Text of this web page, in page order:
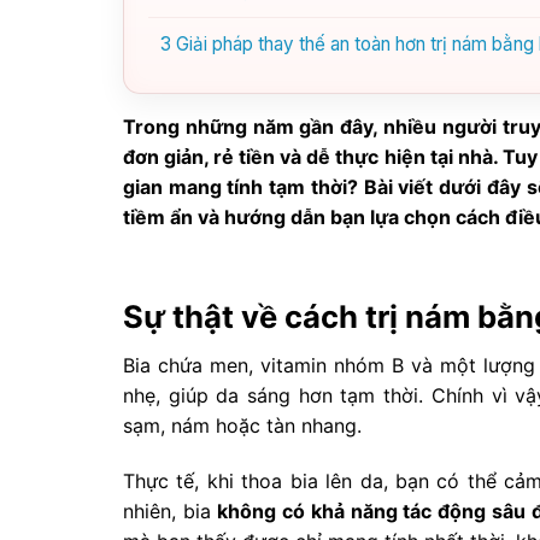
3 Giải pháp thay thế an toàn hơn trị nám bằng
Trong những năm gần đây, nhiều người
đơn giản, rẻ tiền và dễ thực hiện tại nhà.
gian mang tính tạm thời? Bài viết dưới đây
tiềm ẩn và hướng dẫn bạn lựa chọn cách
Sự thật về cách trị nám
Bia chứa men, vitamin nhóm B và một
nhẹ, giúp da sáng hơn tạm thời. Chính vì
sạm, nám hoặc tàn nhang.
Thực tế, khi thoa bia lên da, bạn có thể
nhiên, bia không có khả năng tác động sâu